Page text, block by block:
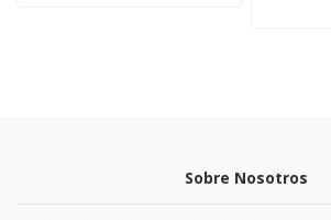
Sobre Nosotros